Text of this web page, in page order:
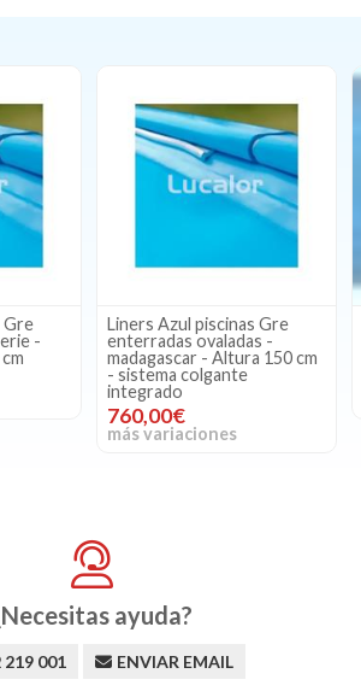
Azul piscinas Gre
ovaladas -
- Altura 150 cm
sistema colgante
variaciones
Liners Azul
enterrar
150 cm
Consultar
ayuda?
219 001 ENVIAR EMAIL